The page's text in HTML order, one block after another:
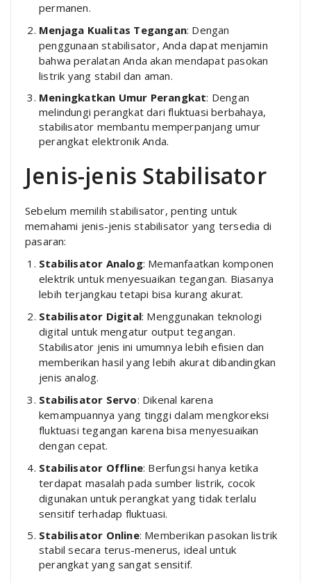
permanen.
Menjaga Kualitas Tegangan: Dengan
penggunaan stabilisator, Anda dapat menjamin
bahwa peralatan Anda akan mendapat pasokan
listrik yang stabil dan aman.
Meningkatkan Umur Perangkat: Dengan
melindungi perangkat dari fluktuasi berbahaya,
stabilisator membantu memperpanjang umur
perangkat elektronik Anda.
Jenis-jenis Stabilisator
Sebelum memilih stabilisator, penting untuk
memahami jenis-jenis stabilisator yang tersedia di
pasaran:
Stabilisator Analog: Memanfaatkan komponen
elektrik untuk menyesuaikan tegangan. Biasanya
lebih terjangkau tetapi bisa kurang akurat.
Stabilisator Digital: Menggunakan teknologi
digital untuk mengatur output tegangan.
Stabilisator jenis ini umumnya lebih efisien dan
memberikan hasil yang lebih akurat dibandingkan
jenis analog.
Stabilisator Servo: Dikenal karena
kemampuannya yang tinggi dalam mengkoreksi
fluktuasi tegangan karena bisa menyesuaikan
dengan cepat.
Stabilisator Offline: Berfungsi hanya ketika
terdapat masalah pada sumber listrik, cocok
digunakan untuk perangkat yang tidak terlalu
sensitif terhadap fluktuasi.
Stabilisator Online: Memberikan pasokan listrik
stabil secara terus-menerus, ideal untuk
perangkat yang sangat sensitif.